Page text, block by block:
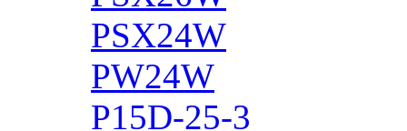
PSX24W
PW24W
P15D-25-3